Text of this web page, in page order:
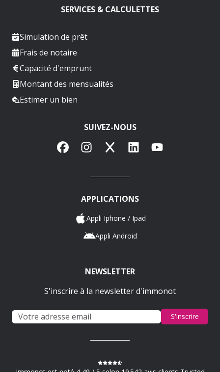
SERVICES & CALCULETTES
Simulation de prêt
Frais de notaire
Capacité d'emprunt
Montant des mensualités
Estimer un bien
SUIVEZ-NOUS
FacebookInstagram
X LinkedInYouTube
APPLICATIONS
Appli Iphone / Ipad
Appli Android
NEWSLETTER
S'inscrire à la newsletter d'immonot
S'inscrire